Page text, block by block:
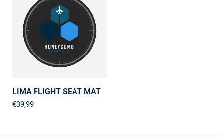
LIMA FLIGHT SEAT MAT
€39,99